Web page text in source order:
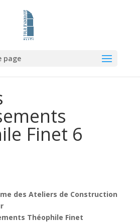
page
Finet 6
des Ateliers de Construction
Théophile Finet